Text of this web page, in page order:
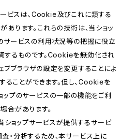
ービスは、Cookie及びこれに類する
あります。これらの技術は、当ショッ
サービスの利用状況等の把握に役立
するものです。Cookieを無効化され
ブブラウザの設定を変更することによ
ことができます。但し、Cookieを
ップのサービスの一部の機能をご利
合があります。
当ショップサービスが提供するサービ
・分析するため、本サービス上に